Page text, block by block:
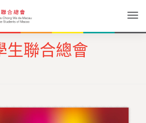
生聯合總會